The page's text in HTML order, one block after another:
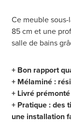
Ce meuble
85 cm et une
salle de bains
+ Bon rapport
+ Mélaminé :
+ Livré
+ Pratique : des
une installation